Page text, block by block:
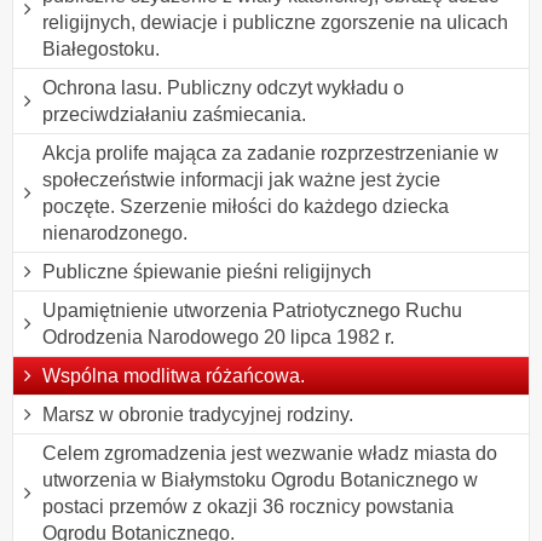
religijnych, dewiacje i publiczne zgorszenie na ulicach
Białegostoku.
Ochrona lasu. Publiczny odczyt wykładu o
przeciwdziałaniu zaśmiecania.
Akcja prolife mająca za zadanie rozprzestrzenianie w
społeczeństwie informacji jak ważne jest życie
poczęte. Szerzenie miłości do każdego dziecka
nienarodzonego.
Publiczne śpiewanie pieśni religijnych
Upamiętnienie utworzenia Patriotycznego Ruchu
Odrodzenia Narodowego 20 lipca 1982 r.
Wspólna modlitwa różańcowa.
Marsz w obronie tradycyjnej rodziny.
Celem zgromadzenia jest wezwanie władz miasta do
utworzenia w Białymstoku Ogrodu Botanicznego w
postaci przemów z okazji 36 rocznicy powstania
Ogrodu Botanicznego.